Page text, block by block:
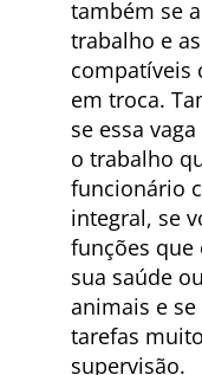
também se
trabalho e
compatíveis
em troca.
se essa
o trabalho
funcionário
integral, se
funções que
sua saúde
animais e
tarefas
supervisão.